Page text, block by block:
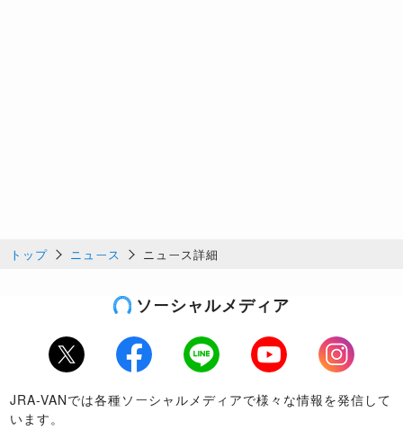
トップ ニュース ニュース詳細
ソーシャルメディア
Twitter Facebook LINE Youtube
Instagram
JRA-VANでは各種ソーシャルメディアで様々な情報を発信して
います。